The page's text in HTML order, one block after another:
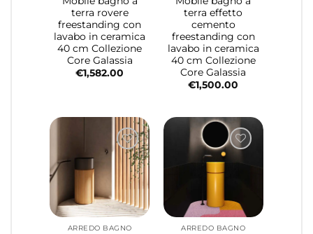
terra rovere
freestanding con
lavabo in ceramica
40 cm Collezione
Core Galassia
€1,582.00
terra effetto
cemento
freestanding con
lavabo in ceramica
40 cm Collezione
Core Galassia
€1,500.00
ARREDO BAGNO ARREDO BAGNO